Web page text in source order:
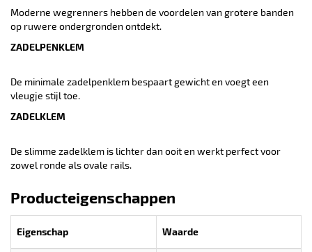
Moderne wegrenners hebben de voordelen van grotere banden
op ruwere ondergronden ontdekt.
ZADELPENKLEM
De minimale zadelpenklem bespaart gewicht en voegt een
vleugje stijl toe.
ZADELKLEM
De slimme zadelklem is lichter dan ooit en werkt perfect voor
zowel ronde als ovale rails.
Producteigenschappen
Eigenschap Waarde